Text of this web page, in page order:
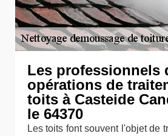
Les professionnels
opérations de
toits à Casteide
le 64370
Les toits font souvent l'objet de